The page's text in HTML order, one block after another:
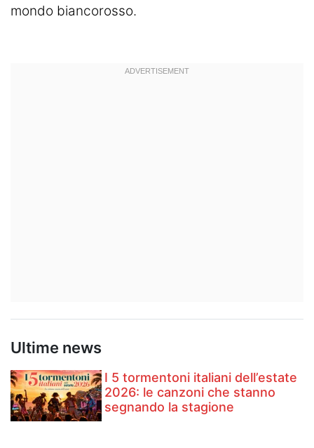
mondo biancorosso.
Ultime news
I 5 tormentoni italiani dell’estate
2026: le canzoni che stanno
segnando la stagione